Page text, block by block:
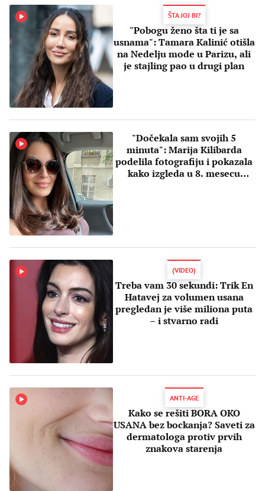
ŠTA JOJ BI?
"Pobogu ženo šta ti je sa
usnama": Tamara Kalinić otišla
na Nedelju mode u Parizu, ali
je stajling pao u drugi plan
"Dočekala sam svojih 5
minuta": Marija Kilibarda
podelila fotografiju i pokazala
kako izgleda u 8. mesecu
(VIDEO)
Treba vam 30 sekundi: Trik En
Hatavej za volumen usana
pregledan je više miliona puta
– i stvarno radi
ANTI-AGE
Kako se rešiti BORA OKO
USANA bez bockanja? Saveti za
dermatologa protiv prvih
znakova starenja